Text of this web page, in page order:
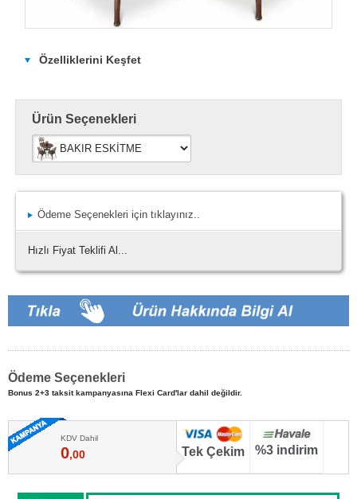
Özelliklerini Keşfet
Ürün Seçenekleri
Ödeme Seçenekleri için tıklayınız..
Hızlı Fiyat Teklifi Al...
Ödeme Seçenekleri
Bonus 2+3 taksit kampanyasına Flexi Card'lar dahil değildir.
KDV Dahil
0,00 Tek Çekim %3 indirim